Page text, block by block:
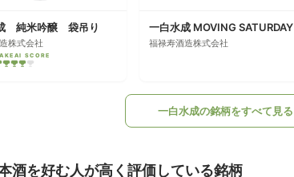
純米吟醸 袋吊り
株式会社
SCORE
一白水成 MOVING SATURDAY
福禄寿酒造株式会社
一白水成の銘柄をすべて見る
酒を好む人が高く評価している銘柄